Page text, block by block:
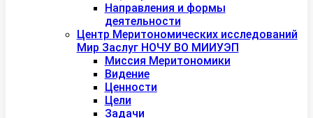
Направления и формы
деятельности
Центр Меритономических исследований
Мир Заслуг НОЧУ ВО МИИУЭП
Миссия Меритономики
Видение
Ценности
Цели
Задачи